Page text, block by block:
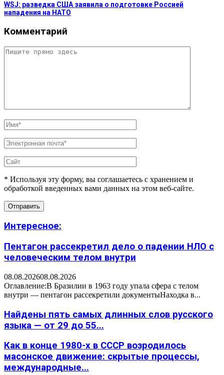
WSJ: разведка США заявила о подготовке Россией
нападения на НАТО
Комментарий
* Используя эту форму, вы соглашаетесь с хранением и
обработкой введенных вами данных на этом веб-сайте.
Интересное:
Пентагон рассекретил дело о падении НЛО с
человеческим телом внутри
08.08.202608.08.2026
Оглавление:В Бразилии в 1963 году упала сфера с телом
внутри — пентагон рассекретили документыНаходка в...
Найдены пять самых длинных слов русского
языка — от 29 до 55...
Как в конце 1980-х в СССР возродилось
масонское движение: скрытые процессы,
международные...